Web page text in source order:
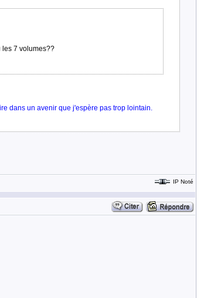
les 7 volumes??
dans un avenir que j'espère pas trop lointain.
IP Noté